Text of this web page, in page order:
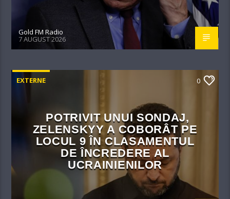
Gold FM Radio
7 AUGUST 2026
EXTERNE 0
POTRIVIT UNUI SONDAJ,
ZELENSKYY A COBORÂT PE
LOCUL 9 ÎN CLASAMENTUL
DE ÎNCREDERE AL
UCRAINIENILOR